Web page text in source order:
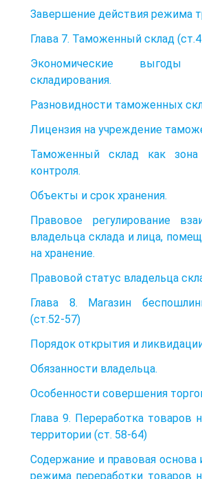
Завершение действия режима
Глава 7. Таможенный склад
Экономические выгоды
складирования.
Разновидности таможенных
Лицензия на учреждение
Таможенный склад как зона
контроля.
Объекты и срок хранения.
Правовое регулирование
владельца склада и лица,
на хранение.
Правовой статус владельца
Глава 8. Магазин
(ст.52-57)
Порядок открытия и
Обязанности владельца.
Особенности совершения
Глава 9. Переработка товаров
территории (ст. 58-64)
Содержание и правовая основа
режима переработки товаров